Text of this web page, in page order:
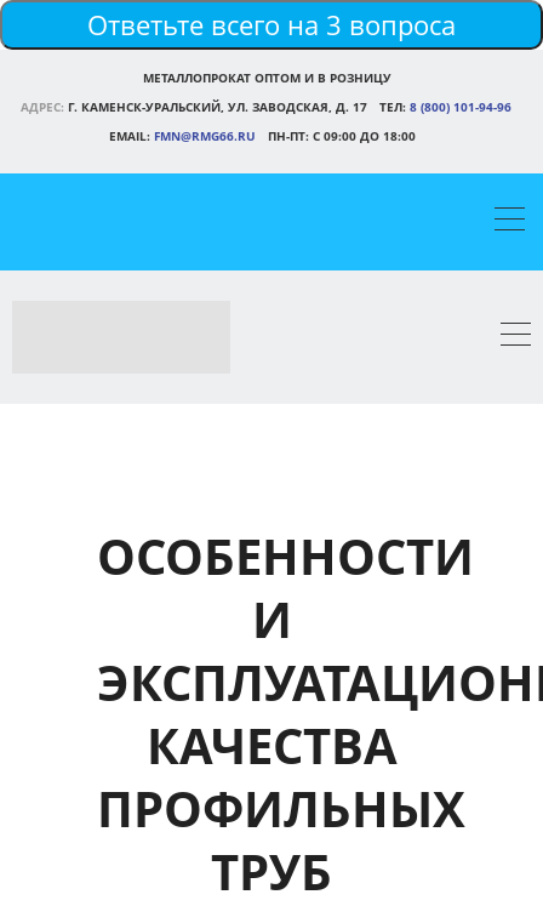
Ответьте всего на 3 вопроса
МЕТАЛЛОПРОКАТ ОПТОМ И В РОЗНИЦУ
АДРЕС: Г. КАМЕНСК-УРАЛЬСКИЙ, УЛ. ЗАВОДСКАЯ, Д. 17 ТЕЛ: 8 (800) 101-94-96
EMAIL: FMN@RMG66.RU ПН-ПТ: С 09:00 ДО 18:00
ОСОБЕННОСТИ
И
КАЧЕСТВА
ПРОФИЛЬНЫХ
ТРУБ